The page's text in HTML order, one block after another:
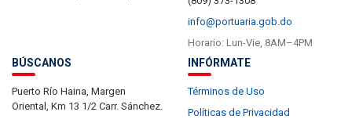
info@portuaria.gob.do
Horario: Lun-Vie, 8AM–4PM
BÚSCANOS
Puerto Río Haina, Margen
Oriental, Km 13 1/2 Carr. Sánchez.
INFÓRMATE
Términos de Uso
Políticas de Privacidad